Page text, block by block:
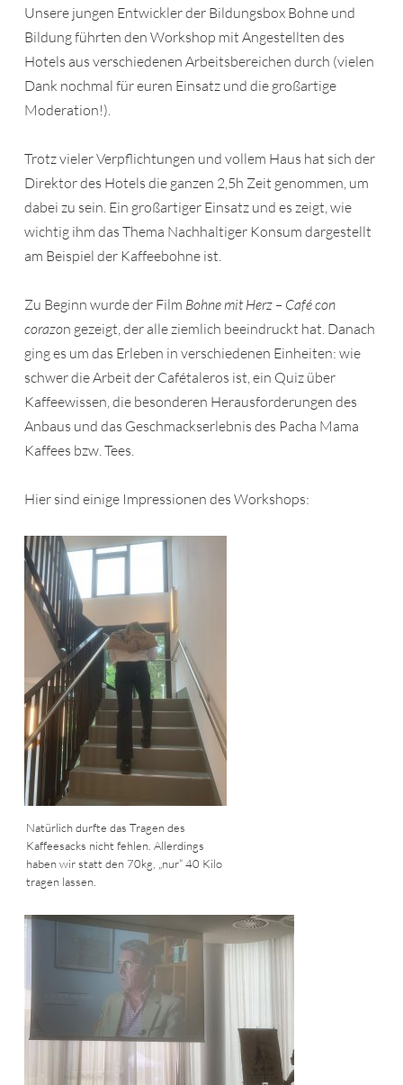
Unsere jungen Entwickler der Bildungsbox Bohne und
Bildung führten den Workshop mit Angestellten des
Hotels aus verschiedenen Arbeitsbereichen durch (vielen
Dank nochmal für euren Einsatz und die großartige
Moderation!).
Trotz vieler Verpflichtungen und vollem Haus hat sich der
Direktor des Hotels die ganzen 2,5h Zeit genommen, um
dabei zu sein. Ein großartiger Einsatz und es zeigt, wie
wichtig ihm das Thema Nachhaltiger Konsum dargestellt
am Beispiel der Kaffeebohne ist.
Zu Beginn wurde der Film Bohne mit Herz – Café con
corazon gezeigt, der alle ziemlich beeindruckt hat. Danach
ging es um das Erleben in verschiedenen Einheiten: wie
schwer die Arbeit der Cafétaleros ist, ein Quiz über
Kaffeewissen, die besonderen Herausforderungen des
Anbaus und das Geschmackserlebnis des Pacha Mama
Kaffees bzw. Tees.
Hier sind einige Impressionen des Workshops:
Natürlich durfte das Tragen des
Kaffeesacks nicht fehlen. Allerdings
haben wir statt den 70kg, „nur“ 40 Kilo
tragen lassen.